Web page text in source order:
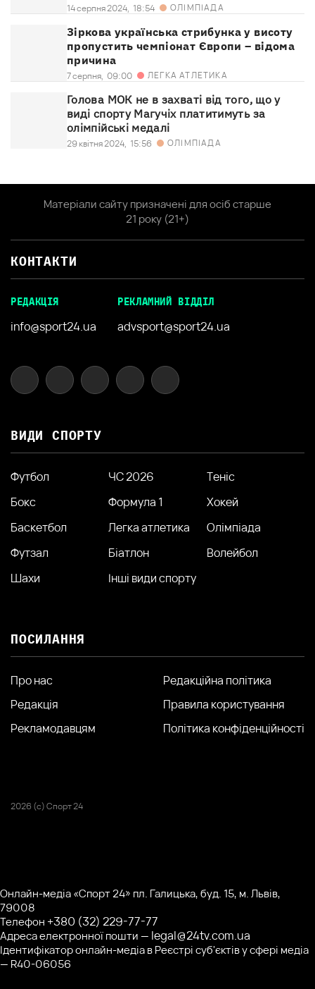
14 серпня 2024, 18:54 ОЛІМПІАДА
Зіркова українська стрибунка у висоту
пропустить чемпіонат Європи – відома
причина
7 серпня, 09:00 ЛЕГКА АТЛЕТИКА
Голова МОК не в захваті від того, що у
виді спорту Магучіх платитимуть за
олімпійські медалі
29 квітня 2024, 15:56 ОЛІМПІАДА
Матеріали сайту призначені для осіб старше
21 року (21+)
КОНТАКТИ
РЕДАКЦІЯ
info@sport24.ua
РЕКЛАМНИЙ ВІДДІЛ
advsport@sport24.ua
ВИДИ СПОРТУ
Футбол ЧС 2026
Теніс
Бокс
Формула 1
Хокей
Баскетбол
Легка атлетика
Олімпіада
Футзал
Біатлон
Волейбол
Шахи
Інші види спорту
ПОСИЛАННЯ
Про нас
Редакція
Рекламодавцям
Редакційна політика
Правила користування
Політика конфіденційності
2026 (с) Спорт 24
Онлайн-медіа «Спорт 24» пл. Галицька, буд. 15, м. Львів,
79008
Телефон +380 (32) 229-77-77
Адреса електронної пошти — legal@24tv.com.ua
Ідентифікатор онлайн-медіа в Реєстрі суб'єктів у сфері медіа
— R40-06056